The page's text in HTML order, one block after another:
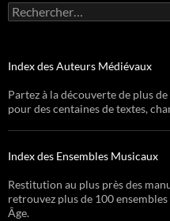
Rechercher :
Index des Auteurs Médiévaux
Partez à la découverte de plus
pour des centaines de textes,
Index des Ensembles Musicaux
Restitution au plus près des
retrouvez plus de 100
Âge.